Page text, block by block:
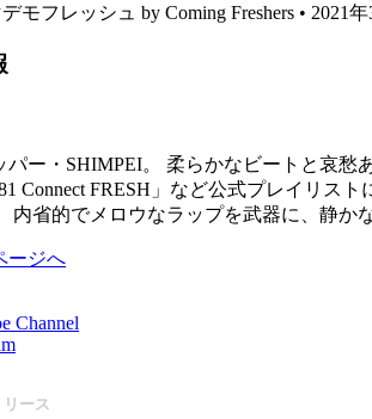
モフレッシュ by Coming Freshers • 2021年
パー・SHIMPEI。 柔らかなビートと哀愁
Connect FRESH」など公式プレイリス
内省的でメロウなラップを武器に、静か
ージへ
ース